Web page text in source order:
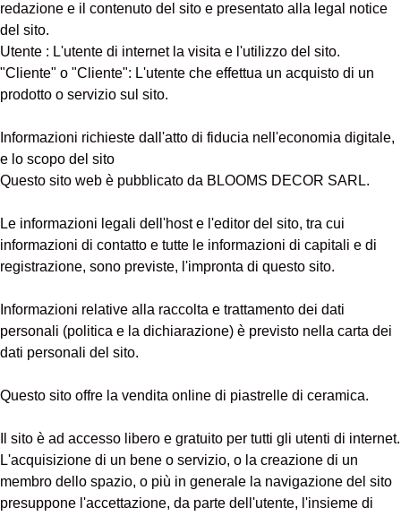
redazione e il contenuto del sito e presentato alla legal notice
del sito.
Utente : L'utente di internet la visita e l'utilizzo del sito.
"Cliente" o "Cliente": L'utente che effettua un acquisto di un
prodotto o servizio sul sito.
Informazioni richieste dall'atto di fiducia nell'economia digitale,
e lo scopo del sito
Questo sito web è pubblicato da BLOOMS DECOR SARL.
Le informazioni legali dell'host e l'editor del sito, tra cui
informazioni di contatto e tutte le informazioni di capitali e di
registrazione, sono previste, l'impronta di questo sito.
Informazioni relative alla raccolta e trattamento dei dati
personali (politica e la dichiarazione) è previsto nella carta dei
dati personali del sito.
Questo sito offre la vendita online di piastrelle di ceramica.
Il sito è ad accesso libero e gratuito per tutti gli utenti di internet.
L'acquisizione di un bene o servizio, o la creazione di un
membro dello spazio, o più in generale la navigazione del sito
presuppone l'accettazione, da parte dell'utente, l'insieme di